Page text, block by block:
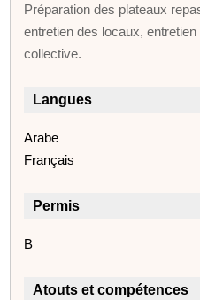
Préparation des plateaux
entretien des locaux,
collective.
Langues
Arabe
Français
Permis
B
Atouts et compétences